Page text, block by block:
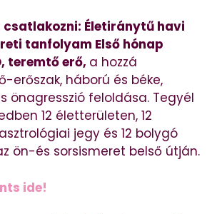
csatlakozni: Életiránytű havi
tanfolyam Első hónap
teremtő erő, a hozzá
erőszak, háború és béke,
önagresszió feloldása. Tegyél
12 életterületen, 12
jegy és 12 bolygó
ön-és sorsismeret belső útján.
ide!